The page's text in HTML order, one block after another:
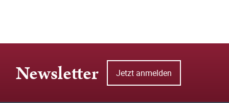
Newsletter Jetzt anmelden